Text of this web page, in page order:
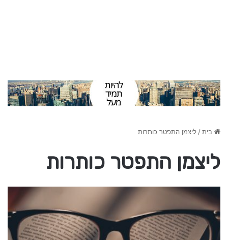
בית/ליצמן התפטר כותרות
ליצמן התפטר כותרות